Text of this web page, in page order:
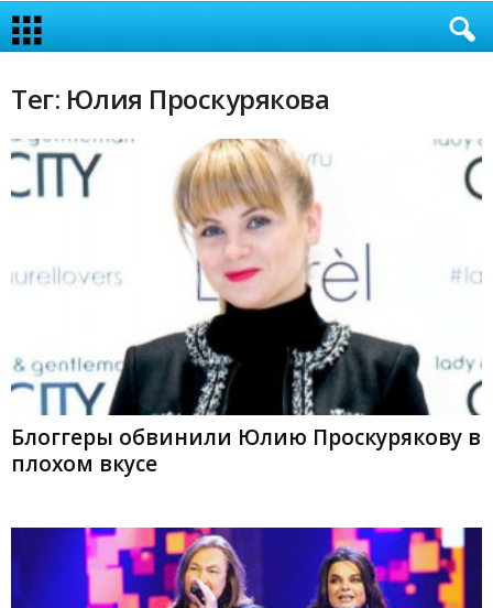
Тег: Юлия Проскурякова
Блоггеры обвинили Юлию Проскурякову в
плохом вкусе